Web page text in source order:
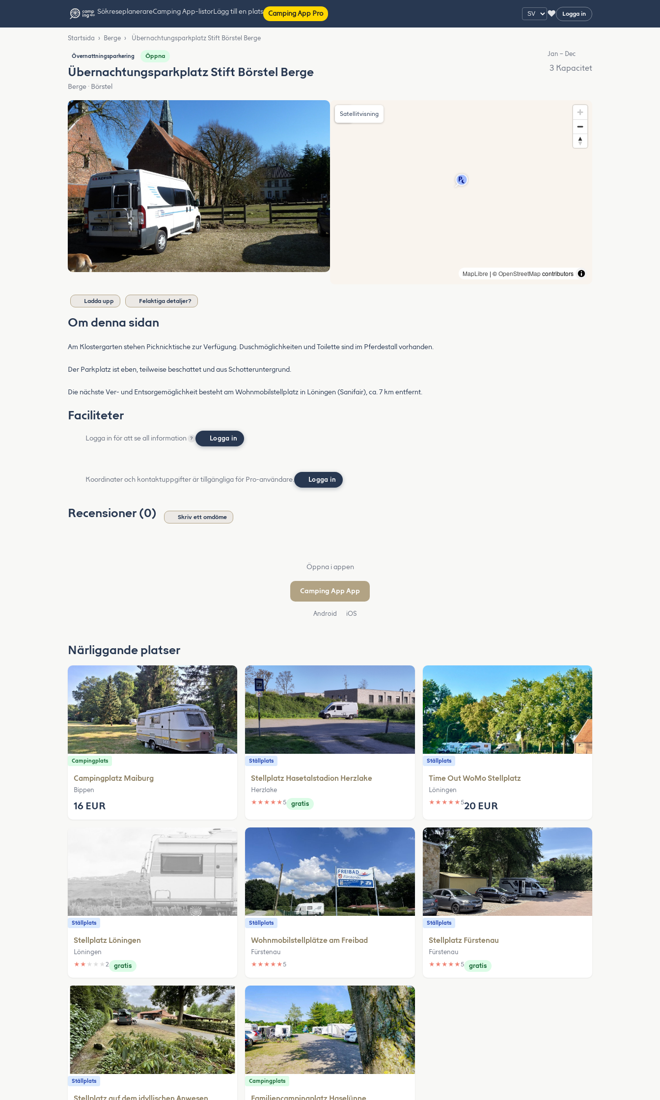
SökreseplanerareCamping App-listorLägg till en plats Camping App Pro ♥ Logga in
Startsida › Berge › Übernachtungsparkplatz Stift Börstel Berge
Övernattningsparkering Öppna
Übernachtungsparkplatz Stift Börstel Berge
Berge · Börstel
Jan – Dec
3 Kapacitet
MapLibre | ©OpenStreetMapcontributors
Satellitvisning
Ladda upp Felaktiga detaljer?
Om denna sidan
Am Klostergarten stehen Picknicktische zur Verfügung. Duschmöglichkeiten und Toilette sind im Pferdestall vorhanden.
Der Parkplatz ist eben, teilweise beschattet und aus Schotteruntergrund.
Die nächste Ver- und Entsorgemöglichkeit besteht am Wohnmobilstellplatz in Löningen (Sanifair), ca. 7 km entfernt.
Faciliteter
Logga in för att se all information ? Logga in
Koordinater och kontaktuppgifter är tillgängliga för Pro-användare. Logga in
Recensioner (0) Skriv ett omdöme
Öppna i appen
Camping App App
Android iOS
Närliggande platser
Campingplats
Campingplatz Maiburg
Bippen
16 EUR
Ställplats
Stellplatz Hasetalstadion Herzlake
Herzlake
★ ★ ★ ★ ★5 gratis
Ställplats
Time Out WoMo Stellplatz
Löningen
★ ★ ★ ★ ★520 EUR
Ställplats
Stellplatz Löningen
Löningen
★ ★ ★ ★ ★ 2 gratis
Ställplats
Wohnmobilstellplätze am Freibad
Fürstenau
★ ★ ★ ★ ★5
Ställplats
Stellplatz Fürstenau
Fürstenau
★ ★ ★ ★ ★5 gratis
Ställplats Campingplats